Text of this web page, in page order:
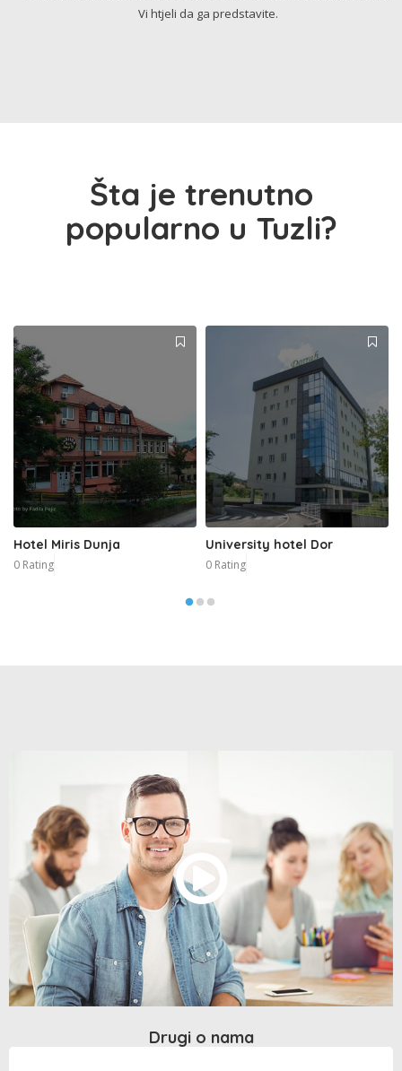
Vi htjeli da ga predstavite.
Šta je trenutno
popularno u Tuzli?
Hotel Miris Dunja
0 Rating
University hotel Dor
0 Rating
Drugi o nama